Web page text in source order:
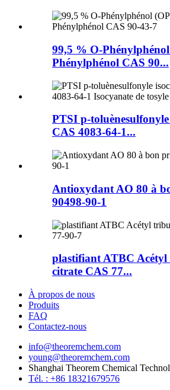
99,5 % O-
Phénylphénol CAS 90...
PTSI p-
CAS 4083-64-1...
Antioxydant AO 80 à
90498-90-1
plastifiant ATBC
citrate CAS 77...
À propos de nous
Produits
FAQ
Contactez-nous
info@theoremchem.com
young@theoremchem.com
Shanghai Theorem Chemical
Tél. : +86 18321679576